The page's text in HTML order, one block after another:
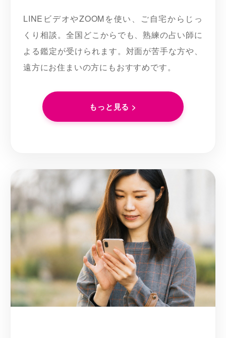
LINEビデオやZOOMを使い、ご自宅からじっ
くり相談。全国どこからでも、熟練の占い師に
よる鑑定が受けられます。対面が苦手な方や、
遠方にお住まいの方にもおすすめです。
もっと見る >